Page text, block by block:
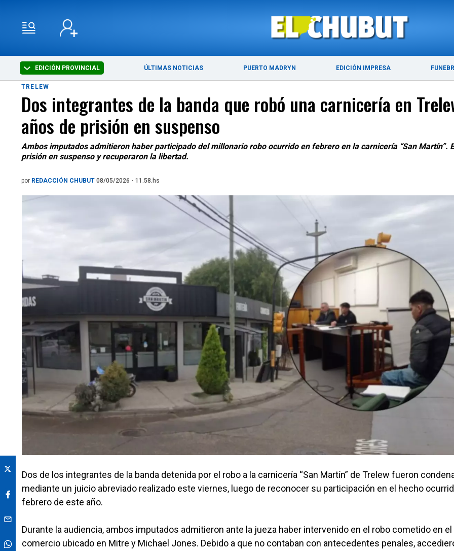
EDICIÓN PROVINCIAL ÚLTIMAS NOTICIAS PUERTO MADRYN EDICIÓN IMPRESA
ÚLTIMAS NOTICIAS PUERTO MADRYN
TRELEW
Dos integrantes de la banda que robó una carnicería en
años de prisión en suspenso
Ambos imputados admitieron haber participado del millonario robo ocurrido en febrero en la carnicería “San Martín”.
prisión en suspenso y recuperaron la libertad.
por REDACCIÓN CHUBUT 08/05/2026 - 11.58.hs
Dos de los integrantes de la banda detenida por el robo a la carnicería “San Martín” de Trelew fueron
mediante un juicio abreviado realizado este viernes, luego de reconocer su participación en el hecho
febrero de este año.
Durante la audiencia, ambos imputados admitieron ante la jueza haber intervenido en el robo cometido en el
comercio ubicado en Mitre y Michael Jones. Debido a que no contaban con antecedentes penales,